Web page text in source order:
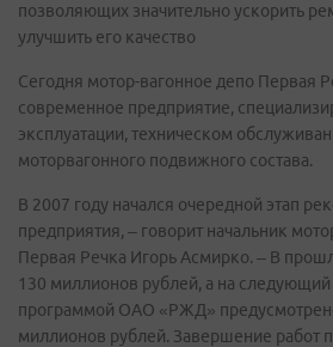
позволяющих значительно ускорить
улучшить его качество
Сегодня мотор-вагонное депо Первая
современное предприятие,
эксплуатации, техническом
моторвагонного подвижного состава.
В 2007 году начался очередной этап
предприятия, – говорит начальник
Первая Речка Игорь Асмирко. – В
130 миллионов рублей, а на следующий
программой ОАО «РЖД»
миллионов рублей. Завершение работ